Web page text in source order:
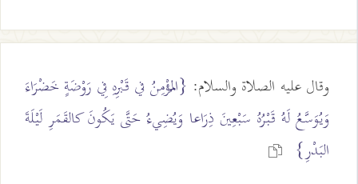
وقال عليه الصلاة والسلام: {المُؤْمِنُ في قَبْرِهِ فِي رَوْضَةٍ خَضْرَاءَ
وَيُوَسَّعُ لَهُ قَبْرُهُ سَبْعِينَ ذِرَاعا وَيُضِيءُ حَتَّى يَكُونَ كالقَمَرِ لَيْلَةَ
البَدْرِ}